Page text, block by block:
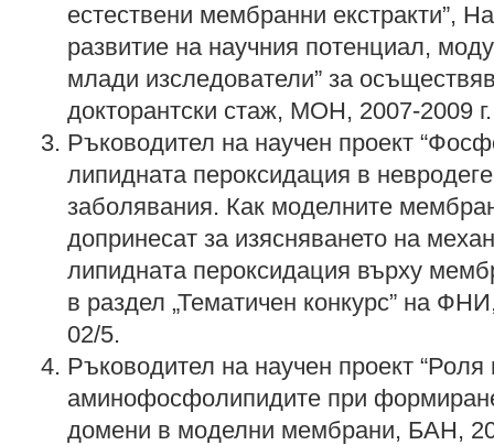
естествени мембранни екстракти”,
развитие на научния потенциал,
млади изследователи” за
докторантски стаж, МОН, 2007-2009
Ръководител на научен проект
липидната пероксидация в
заболявания. Как моделните
допринесат за изясняването на
липидната пероксидация върху
в раздел „Тематичен конкурс” на
02/5.
Ръководител на научен проект “Роля
аминофосфолипидите при
домени в моделни мембрани, БАН,